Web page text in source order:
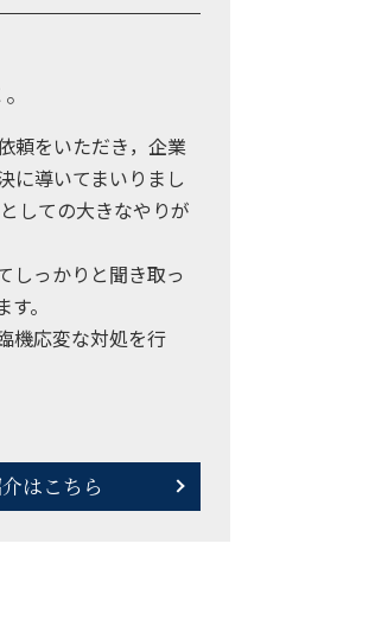
頼をいただき，企業
に導いてまいりまし
しての大きなやりが
しっかりと聞き取っ
。
機応変な対処を行
はこちら